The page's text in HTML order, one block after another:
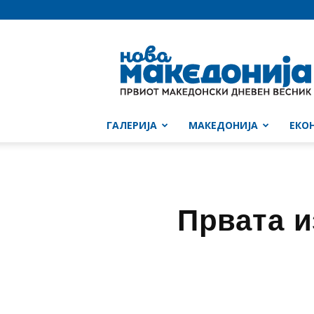
Македонија
ГАЛЕРИЈА МАКЕДОНИЈА
Првата